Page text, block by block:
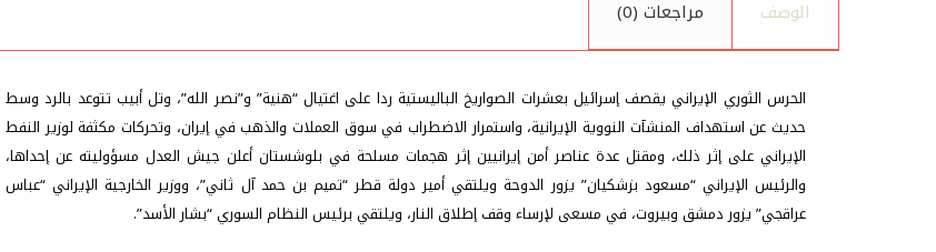
و
في
الفترة
الممتدة
ما
بين
29
الوصف مراجعات (0)
الحرس الثوري الإيراني يقصف إسرائيل بعشرات الصواريخ الباليستية ردا على اغتيال “هنية” و”نصر الله”، وتل أبيب تتوعد بالرد وسط
حديث عن استهداف المنشآت النووية الإيرانية، واستمرار الاضطراب في سوق العملات والذهب في إيران، وتحركات مكثفة لوزير النفط
الإيراني على إثر ذلك، ومقتل عدة عناصر أمن إيرانيين إثر هجمات مسلحة في بلوشستان أعلن جيش العدل مسؤوليته عن إحداها،
والرئيس الإيراني “مسعود بزشكيان” يزور الدوحة ويلتقي أمير دولة قطر “تميم بن حمد آل ثاني”، ووزير الخارجية الإيراني “عباس
عراقجي” يزور دمشق وبيروت، في مسعى لإرساء وقف إطلاق النار، ويلتقي برئيس النظام السوري “بشار الأسد”.